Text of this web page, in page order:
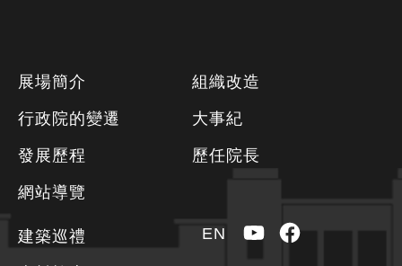
展場簡介
行政院的變遷
發展歷程
網站導覽
組織改造
大事紀
歷任院長
建築巡禮
EN YouTubeFacebook